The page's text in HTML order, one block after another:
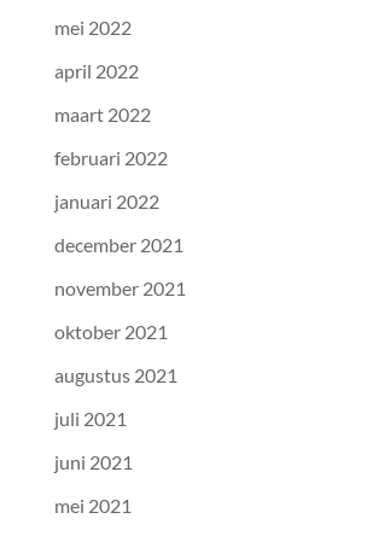
mei 2022
april 2022
maart 2022
februari 2022
januari 2022
december 2021
november 2021
oktober 2021
augustus 2021
juli 2021
juni 2021
mei 2021